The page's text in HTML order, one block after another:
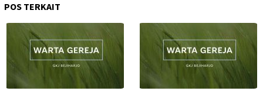
POS TERKAIT